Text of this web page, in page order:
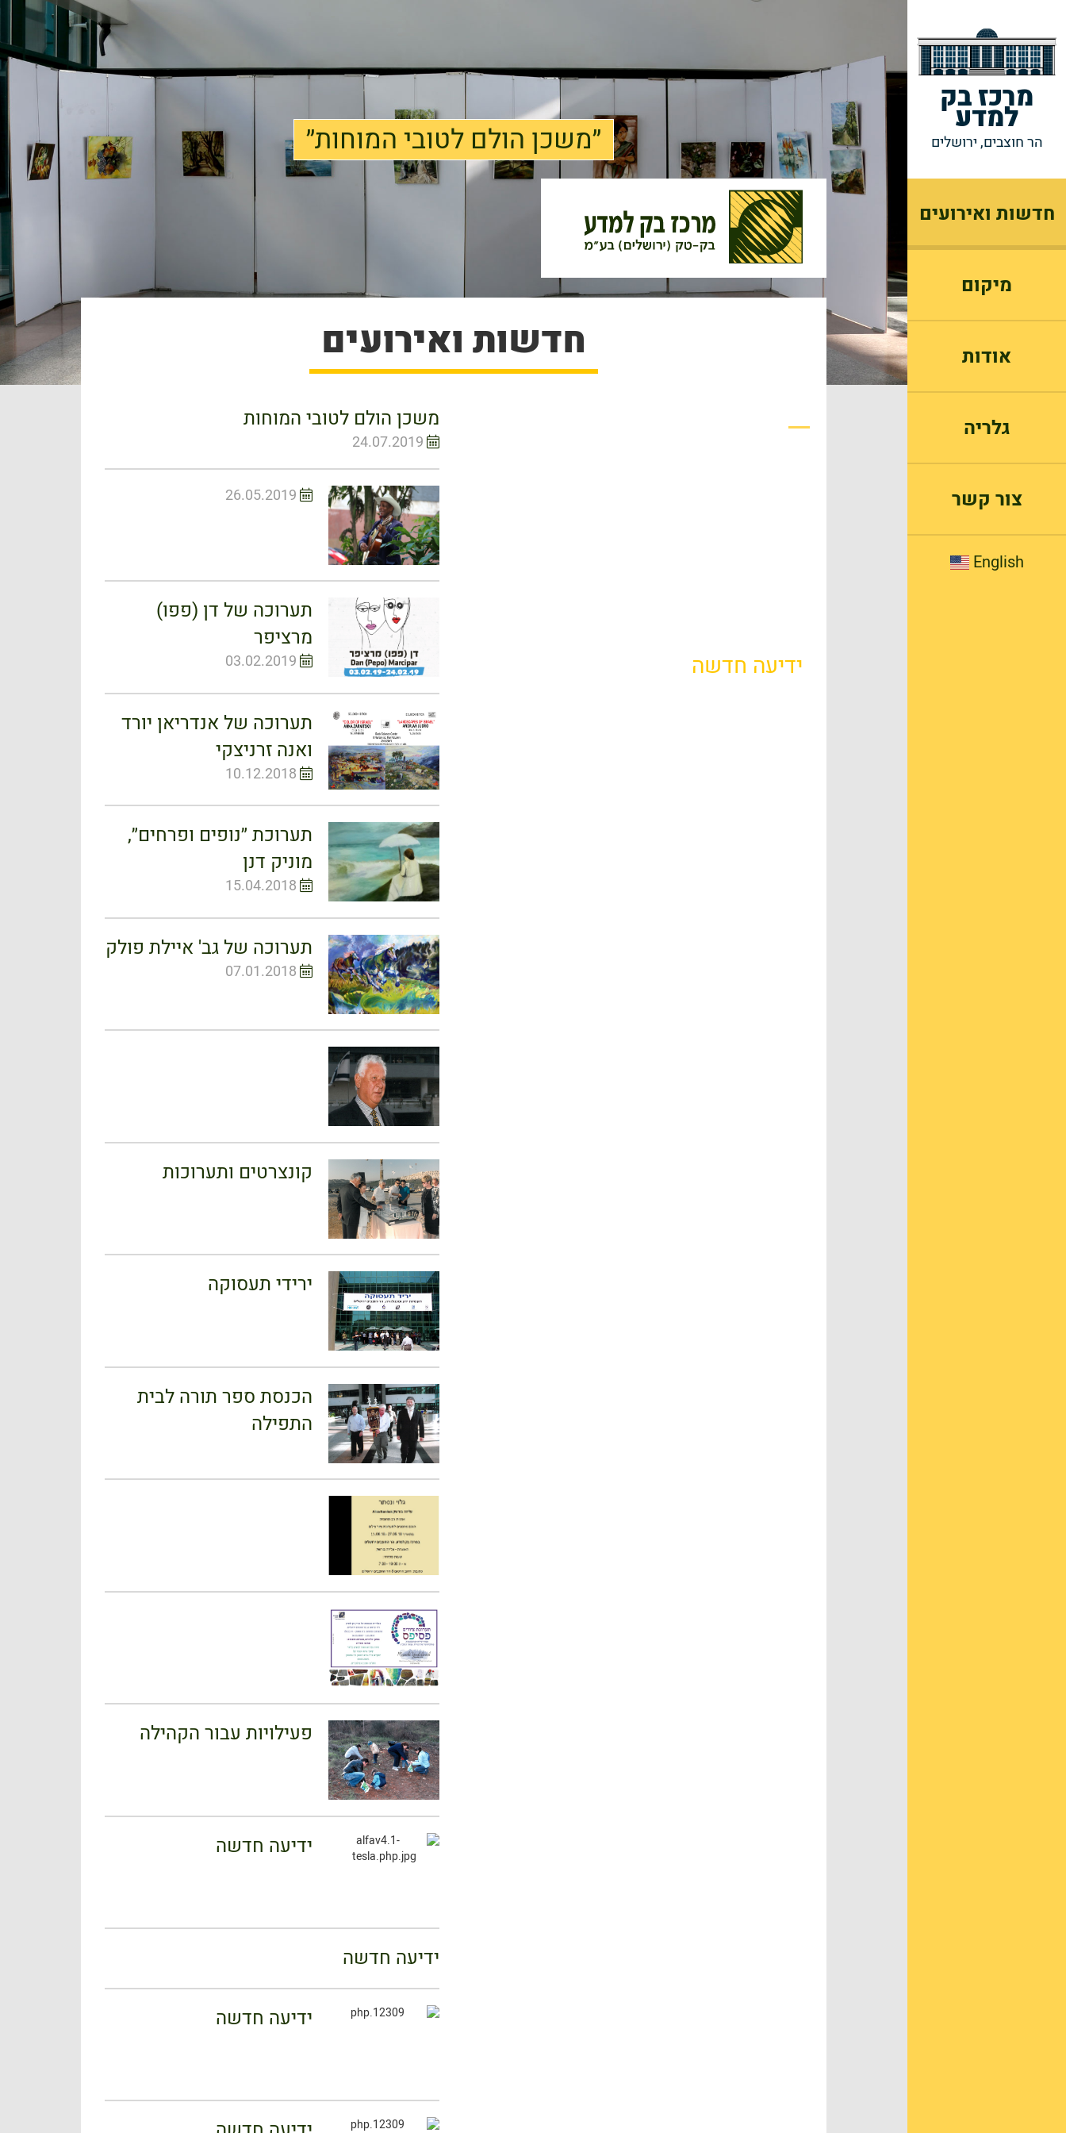
מרכז בק
למדע
הר חוצבים, ירושלים
חדשות ואירועים
מיקום
אודות
גלריה
צור קשר
English
״משכן הולם לטובי המוחות״
חדשות ואירועים
ידיעה חדשה
משכן הולם לטובי המוחות
24.07.2019
26.05.2019
תערוכה של דן (פפו)
מרציפר
03.02.2019
תערוכה של אנדריאן יורד
ואנה זרניצקי
10.12.2018
תערוכת ״נופים ופרחים״,
מוניק דנן
15.04.2018
תערוכה של גב' איילת פולק
07.01.2018
קונצרטים ותערוכות
ירידי תעסוקה
הכנסת ספר תורה לבית
התפילה
פעילויות עבור הקהילה
ידיעה חדשה
ידיעה חדשה
ידיעה חדשה